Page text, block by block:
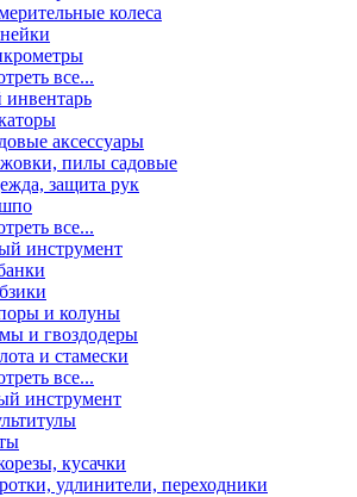
колеса
все...
аксессуары
пилы садовые
защита рук
все...
инструмент
и колуны
и гвоздодеры
и стамески
все...
инструмент
кусачки
удлинители, переходники